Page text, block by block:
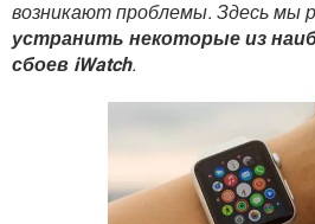
YANDEX
WINDOWS 10
ВИДЕО
FACEBOOK
WINDOWS 10
возникают проблемы. Здесь мы
устранить некоторые из
сбоев iWatch.